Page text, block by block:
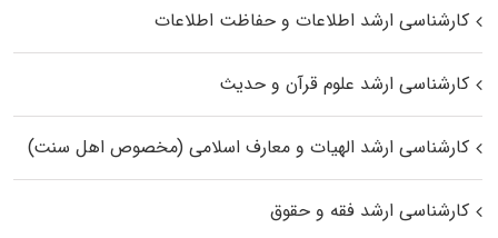
کارشناسی ارشد اطلاعات و حفاظت اطلاعات
کارشناسی ارشد علوم قرآن و حدیث
کارشناسی ارشد الهیات و معارف اسلامی (مخصوص اهل سنت)
کارشناسی ارشد فقه و حقوق